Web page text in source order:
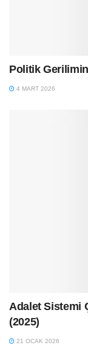
Politik
4 MART 2026
Adalet Sistemi
(2025)
21 OCAK 2026